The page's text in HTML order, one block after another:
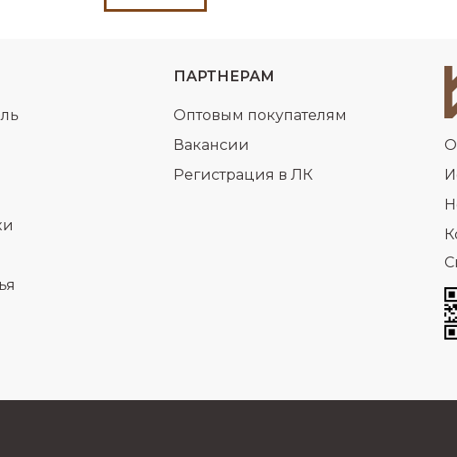
ПАРТНЕРАМ
Регистрация в ЛК
Оптовым покупателям
Вакансии